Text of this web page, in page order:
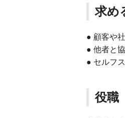
求め
● 顧客や
● 他者と
● セルフ
役職